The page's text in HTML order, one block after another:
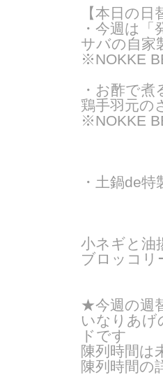
【本日の
・今週は
サバの自家
※NOKKE
・ お酢で煮
鶏手羽元の
※NOKKE
・土鍋de
小ネギと油
ブロッコリ
★今週の週
いなりあげ
ドです
陳列時間は
陳列時間の